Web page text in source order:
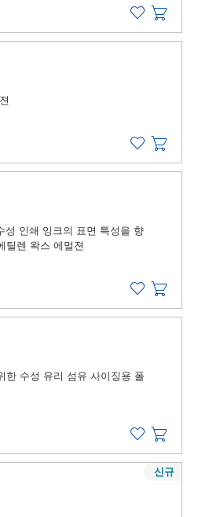
성 인쇄 잉크의 표면 특성을 향
틸렌 왁스 에멀젼
한 수성 유리 섬유 사이징용 폴
신규